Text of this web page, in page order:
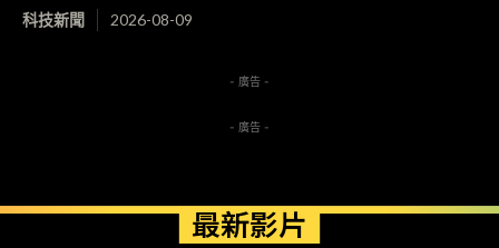
科技新聞 2026-08-09
- 廣告 -
- 廣告 -
最新影片